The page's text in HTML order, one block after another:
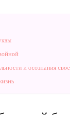
и осознания